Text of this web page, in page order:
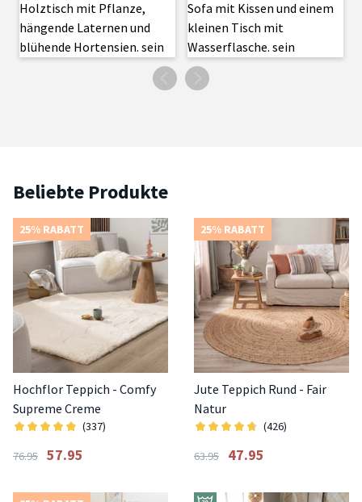
Beliebte Produkte
25% RABATT
Hochflor Teppich - Comfy
Supreme Creme
(337)
76.95 57.95
25% RABATT
Jute Teppich Rund - Fair
Natur
(426)
63.95 47.95